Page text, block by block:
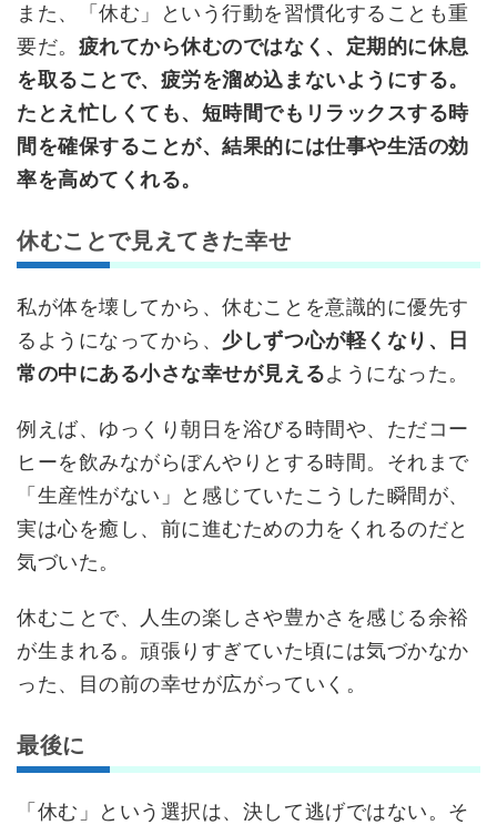
また、「休む」という行動を習慣化することも重
要だ。 疲れてから休むのではなく、定期的に休息
を取ることで、疲労を溜め込まないようにする。
たとえ忙しくても、短時間でもリラックスする時
間を確保することが、結果的には仕事や生活の効
率を高めてくれる。
休むことで見えてきた幸せ
私が体を壊してから、休むことを意識的に優先す
るようになってから、 少しずつ心が軽くなり、日
常の中にある小さな幸せが見えるようになった。
例えば、ゆっくり朝日を浴びる時間や、ただコー
ヒーを飲みながらぼんやりとする時間。それまで
「生産性がない」と感じていたこうした瞬間が、
実は心を癒し、前に進むための力をくれるのだと
気づいた。
休むことで、人生の楽しさや豊かさを感じる余裕
が生まれる。頑張りすぎていた頃には気づかなか
った、目の前の幸せが広がっていく。
最後に
「休む」という選択は、決して逃げではない。そ